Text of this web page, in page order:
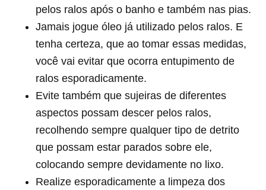
pelos ralos após o banho e também nas pias.
Jamais jogue óleo já utilizado pelos ralos. E
tenha certeza, que ao tomar essas medidas,
você vai evitar que ocorra entupimento de
ralos esporadicamente.
Evite também que sujeiras de diferentes
aspectos possam descer pelos ralos,
recolhendo sempre qualquer tipo de detrito
que possam estar parados sobre ele,
colocando sempre devidamente no lixo.
Realize esporadicamente a limpeza dos